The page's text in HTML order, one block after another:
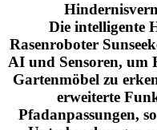
Die intelligente
Rasenroboter
AI und Sensoren, um
Gartenmöbel zu
erweiterte
Pfadanpassungen,